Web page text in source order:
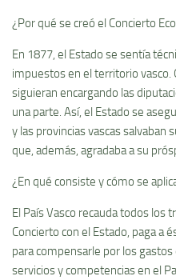
¿Por qué se creó el Concierto
En 1877, el Estado se sentí­a
impuestos en el territorio vasco.
siguieran encargando las
una parte. Así­, el Estado se
y las provincias vascas salvaban
que, además, agradaba a su
¿En qué consiste y cómo se
El Paí­s Vasco recauda todos los
Concierto con el Estado, paga a
para compensarle por los
servicios y competencias en el